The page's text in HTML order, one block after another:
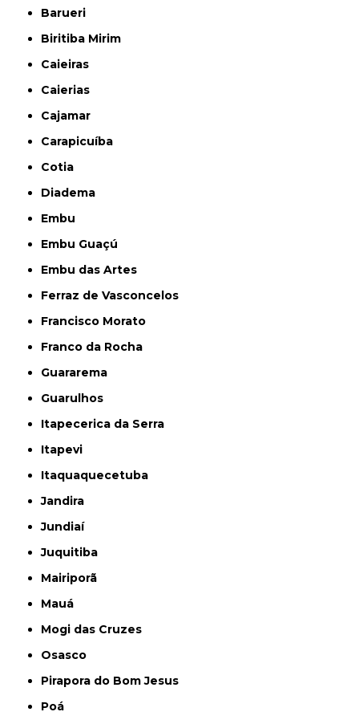
Barueri
Biritiba Mirim
Caieiras
Caierias
Cajamar
Carapicuíba
Cotia
Diadema
Embu
Embu Guaçú
Embu das Artes
Ferraz de Vasconcelos
Francisco Morato
Franco da Rocha
Guararema
Guarulhos
Itapecerica da Serra
Itapevi
Itaquaquecetuba
Jandira
Jundiaí
Juquitiba
Mairiporã
Mauá
Mogi das Cruzes
Osasco
Pirapora do Bom Jesus
Poá